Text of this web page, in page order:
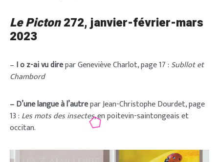
Le Picton272, janvier-février-mars
2023
– I o z-ai vu direpar Geneviève Charlot, page 17 : Subllot et
Chambord
– D’une langue à l’autrepar Jean-Christophe Dourdet, page
13 : Les mots des insectes,en poitevin-saintongeais et
occitan.